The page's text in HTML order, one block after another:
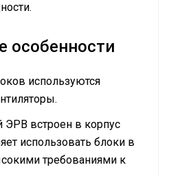
особенности
используются
ЭРВ встроен в корпус
использовать блоки в
требованиями к